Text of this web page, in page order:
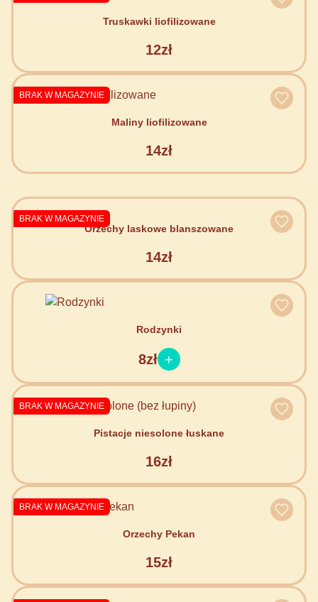
Truskawki liofilizowane
12zł
BRAK W MAGAZYNIE
Maliny liofilizowane
14zł
BRAK W MAGAZYNIE
Orzechy laskowe blanszowane
14zł
Rodzynki
8zł
BRAK W MAGAZYNIE
Pistacje niesolone łuskane
16zł
BRAK W MAGAZYNIE
Orzechy Pekan
15zł